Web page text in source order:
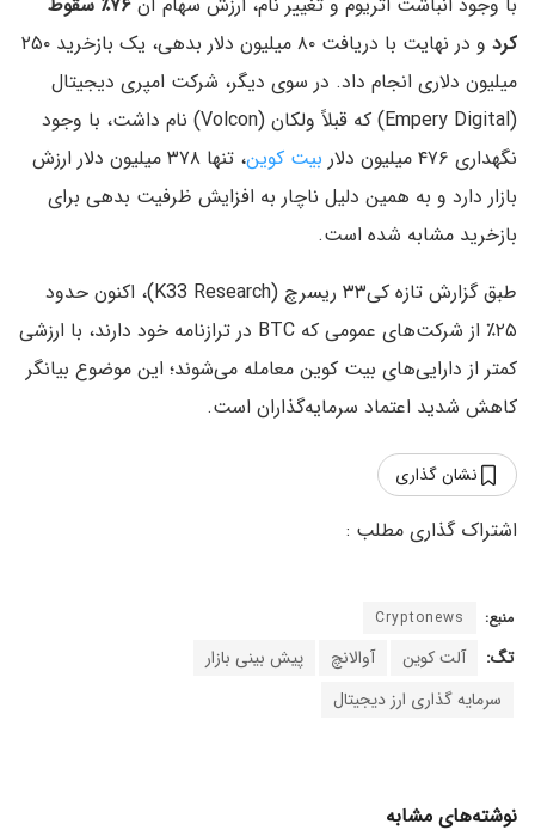
کرد
و در نهایت با دریافت ۸۰ میلیون دلار بدهی، یک بازخرید ۲۵۰
میلیون دلاری انجام داد. در سوی دیگر، شرکت امپری دیجیتال
(Empery Digital) که قبلاً ولکان (Volcon) نام داشت، با وجود
نگهداری ۴۷۶ میلیون دلار
بیت کوین
، تنها ۳۷۸ میلیون دلار ارزش
بازار دارد و به همین دلیل ناچار به افزایش ظرفیت بدهی برای
بازخرید مشابه شده است.
طبق گزارش تازه کی۳۳ ریسرچ (K33 Research)، اکنون حدود
۲۵٪ از شرکت‌های عمومی که BTC در ترازنامه خود دارند، با ارزشی
کمتر از دارایی‌های بیت کوین معامله می‌شوند؛ این موضوع بیانگر
کاهش شدید اعتماد سرمایه‌گذاران است.
نشان گذاری
منبع: Cryptonews
تگ: آلت کوین آوالانچ
پیش بینی بازار
سرمایه گذاری ارز دیجیتال
نوشته‌های مشابه